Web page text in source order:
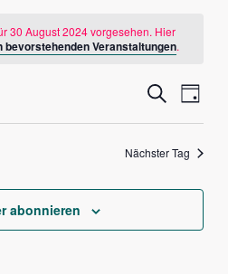
30 August 2024 vorgesehen. Hier
bevorstehenden Veranstaltungen.
Suche
und
Ansichten,
Navigation
Suche
Tag
Nächster Tag
abonnieren